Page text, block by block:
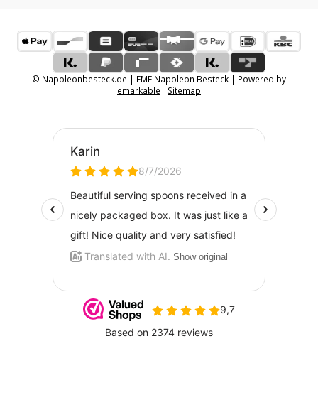
© Napoleonbesteck.de | EME Napoleon Besteck | Powered by
emarkable
Sitemap